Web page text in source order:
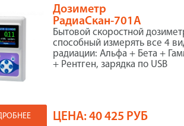
Дозиметр
РадиаСкан-701А
Бытовой скоростной
способный измерять все 4
радиации: Альфа + Бета +
+ Рентген, зарядка по USB
ЦЕНА:40 425 РУБ